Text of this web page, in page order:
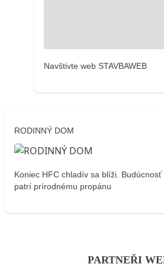
Navštivte web STAVBAWEB
RODINNÝ DOM
Koniec HFC chladív sa blíži.
patrí prírodnému propánu
PARTNEŘI